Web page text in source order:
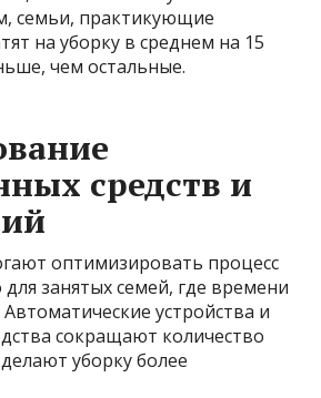
семьи, практикующие
на уборку в среднем на 15
чем остальные.
средств и
оптимизировать процесс
занятых семей, где времени
Автоматические устройства и
сокращают количество
уборку более